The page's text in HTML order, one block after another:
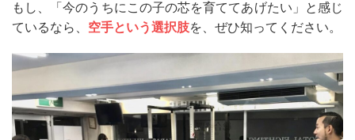
もし、「今のうちにこの子の芯を育ててあげたい」と感じ
ているなら、 空手という選択肢を、ぜひ知ってください。